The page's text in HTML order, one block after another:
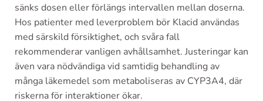
sänks dosen eller förlängs intervallen mellan doserna.
Hos patienter med leverproblem bör Klacid användas
med särskild försiktighet, och svåra fall
rekommenderar vanligen avhållsamhet. Justeringar kan
även vara nödvändiga vid samtidig behandling av
många läkemedel som metaboliseras av CYP3A4, där
riskerna för interaktioner ökar.